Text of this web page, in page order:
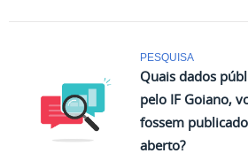
PESQUISA
Quais dados
pelo IF Goiano,
fossem
aberto?